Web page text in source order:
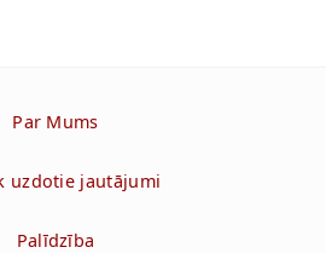
Par Mums
uzdotie jautājumi
Palīdzība